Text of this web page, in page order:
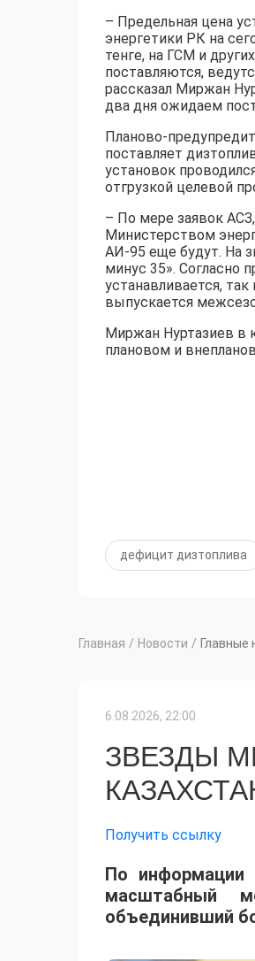
– Предельная цена
энергетики РК на
тенге, на ГСМ и
поставляются,
рассказал Миржан
два дня ожидаем
Планово-
поставляет
установок
отгрузкой целевой
– По мере заявок
Министерством
АИ-95 еще будут. На
минус 35». Согласно
устанавливается,
выпускается
Миржан Нуртазиев в
плановом и
дефицит дизтоплива
Главная / Новости / Главные
6.08.2026, 22:00
ЗВЕЗДЫ
Получить ссылку
По информации
масштабный
объединивший